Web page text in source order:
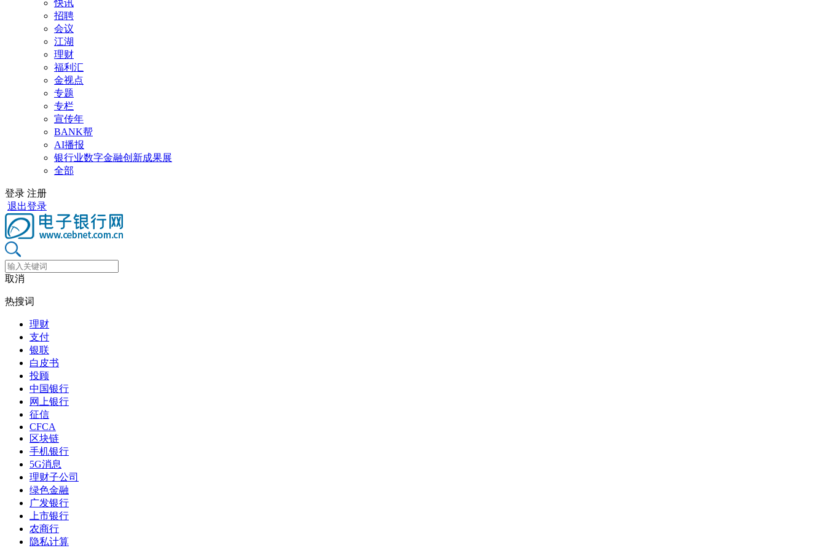
快讯
招聘
会议
江湖
理财
福利汇
金视点
专题
专栏
宣传年
BANK帮
AI播报
银行业数字金融创新成果展
全部
登录 注册
退出登录
取消
热搜词
理财
支付
银联
白皮书
投顾
中国银行
网上银行
征信
CFCA
区块链
手机银行
5G消息
理财子公司
绿色金融
广发银行
上市银行
农商行
隐私计算